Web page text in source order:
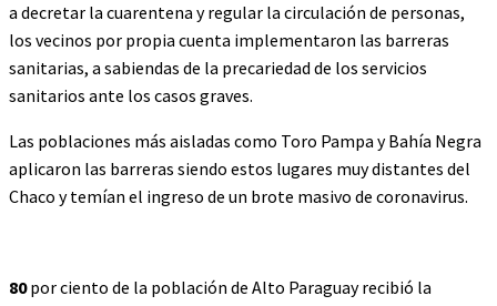
a decretar la cuarentena y regular la circulación de personas,
los vecinos por propia cuenta implementaron las barreras
sanitarias, a sabiendas de la precariedad de los servicios
sanitarios ante los casos graves.
Las poblaciones más aisladas como Toro Pampa y Bahía Negra
aplicaron las barreras siendo estos lugares muy distantes del
Chaco y temían el ingreso de un brote masivo de coronavirus.
80por ciento de la población de Alto Paraguay recibió la